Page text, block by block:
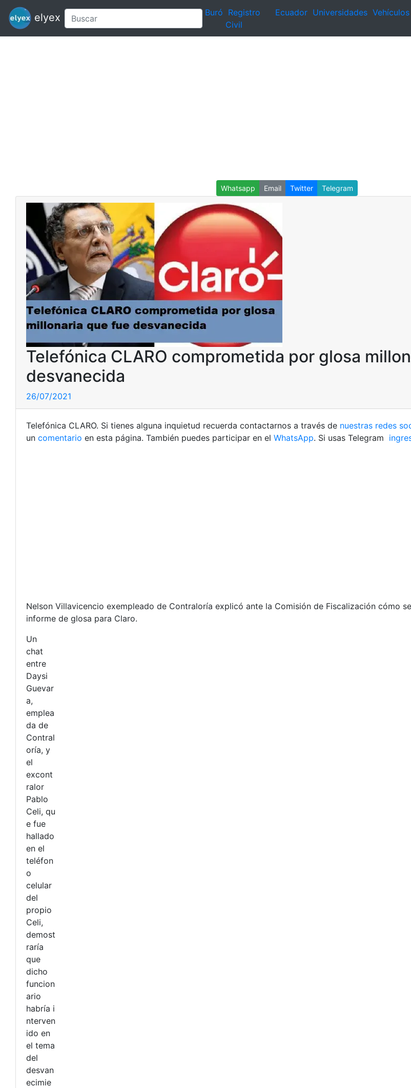
elyex Buró Registro
Civil
Ecuador Universidades Vehículos
Whatsapp Email Twitter Telegram
Telefónica CLARO comprometida por glosa
desvanecida
26/07/2021
Telefónica CLARO. Si tienes alguna inquietud recuerda contactarnos a través de nuestras redes
un comentario en esta página. También puedes participar en el WhatsApp. Si usas Telegram
Nelson Villavicencio exempleado de Contraloría explicó ante la Comisión de Fiscalización cómo
informe de glosa para Claro.
Un
chat
entre
Daysi
Guevar
a,
emplea
da de
Contral
oría, y
el
excont
ralor
Pablo
Celi, qu
e fue
hallado
en el
teléfon
o
celular
del
propio
Celi,
demost
raría
que
dicho
funcion
ario
habría i
nterven
ido en
el tema
del
desvan
ecimie